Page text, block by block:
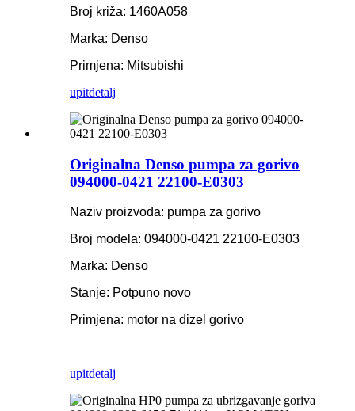
Broj križa: 1460A058
Marka: Denso
Primjena: Mitsubishi
upitdetalj
Originalna Denso pumpa za gorivo
094000-0421 22100-E0303
Naziv proizvoda: pumpa za gorivo
Broj modela: 094000-0421 22100-E0303
Marka: Denso
Stanje: Potpuno novo
Primjena: motor na dizel gorivo
upitdetalj